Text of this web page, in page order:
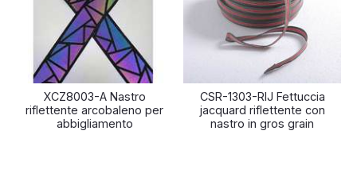
XCZ8003-A Nastro
riflettente arcobaleno per
abbigliamento
CSR-1303-RIJ Fettuccia
jacquard riflettente con
nastro in gros grain